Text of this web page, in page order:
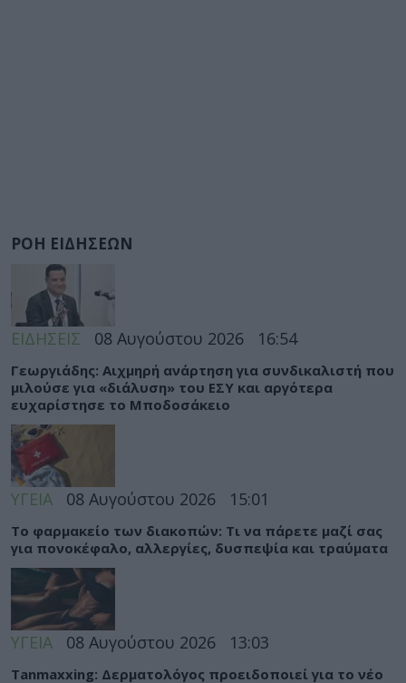
ΡΟΗ ΕΙΔΗΣΕΩΝ
ΕΙΔΗΣΕΙΣ 08 Αυγούστου 2026 16:54
Γεωργιάδης: Αιχμηρή ανάρτηση για συνδικαλιστή που
μιλούσε για «διάλυση» του ΕΣΥ και αργότερα
ευχαρίστησε το Μποδοσάκειο
ΥΓΕΙΑ 08 Αυγούστου 2026 15:01
Το φαρμακείο των διακοπών: Τι να πάρετε μαζί σας
για πονοκέφαλο, αλλεργίες, δυσπεψία και τραύματα
ΥΓΕΙΑ 08 Αυγούστου 2026 13:03
Tanmaxxing: Δερματολόγος προειδοποιεί για το νέο